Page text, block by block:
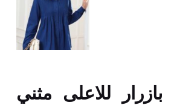
للاعلى مثني